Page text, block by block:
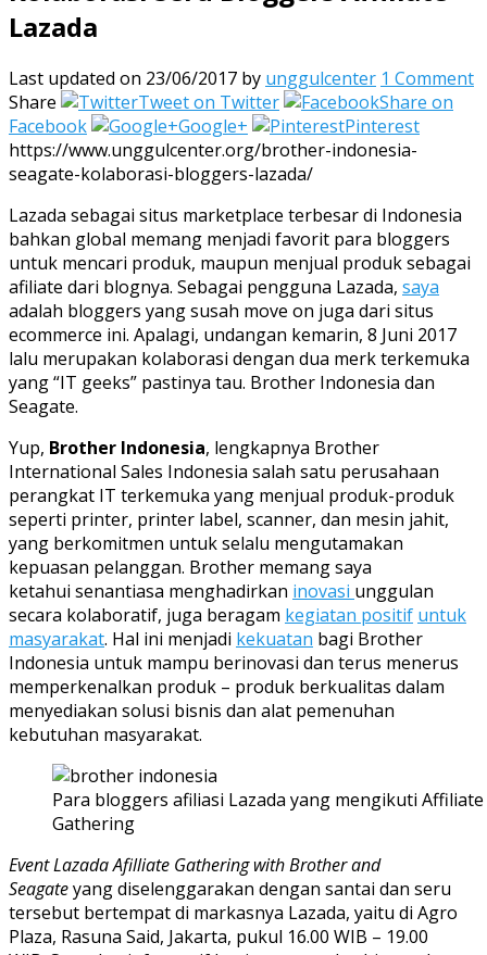
Lazada
Last updated on 23/06/2017 by unggulcenter 1 Comment
Share
Tweet on Twitter
Share on
Facebook
Google+
Pinterest
https://www.unggulcenter.org/brother-indonesia-
seagate-kolaborasi-bloggers-lazada/
Lazada sebagai situs marketplace terbesar di Indonesia
bahkan global memang menjadi favorit para bloggers
untuk mencari produk, maupun menjual produk sebagai
afiliate dari blognya. Sebagai pengguna Lazada, saya
adalah bloggers yang susah move on juga dari situs
ecommerce ini. Apalagi, undangan kemarin, 8 Juni 2017
lalu merupakan kolaborasi dengan dua merk terkemuka
yang “IT geeks” pastinya tau. Brother Indonesia dan
Seagate.
Yup, Brother Indonesia, lengkapnya Brother
International Sales Indonesia salah satu perusahaan
perangkat IT terkemuka yang menjual produk-produk
seperti printer, printer label, scanner, dan mesin jahit,
yang berkomitmen untuk selalu mengutamakan
kepuasan pelanggan. Brother memang saya
ketahui senantiasa menghadirkan inovasi unggulan
secara kolaboratif, juga beragam kegiatan positif untuk
masyarakat. Hal ini menjadi kekuatan bagi Brother
Indonesia untuk mampu berinovasi dan terus menerus
memperkenalkan produk – produk berkualitas dalam
menyediakan solusi bisnis dan alat pemenuhan
kebutuhan masyarakat.
Para bloggers afiliasi Lazada yang mengikuti Affiliate
Gathering
EventLazadaAfilliate Gatheringwith Brother and
Seagateyang diselenggarakan dengan santai dan seru
tersebut bertempat di markasnya Lazada, yaitu di Agro
Plaza, Rasuna Said, Jakarta, pukul 16.00 WIB – 19.00